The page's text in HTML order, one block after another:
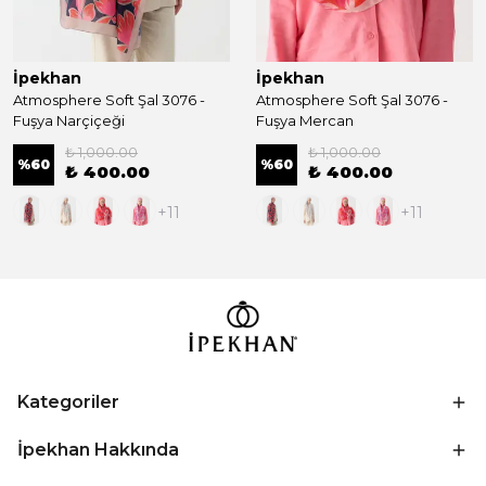
İpekhan
Atmosphere Soft Şal 3076 -
Fuşya Narçiçeği
%60
₺ 1,000.00
₺ 400.00
+11
İpekhan
Atmosphere Soft Şal 3076 -
Fuşya Mercan
%60
₺ 1,000.00
₺ 400.00
+11
Kategoriler
İpekhan Hakkında